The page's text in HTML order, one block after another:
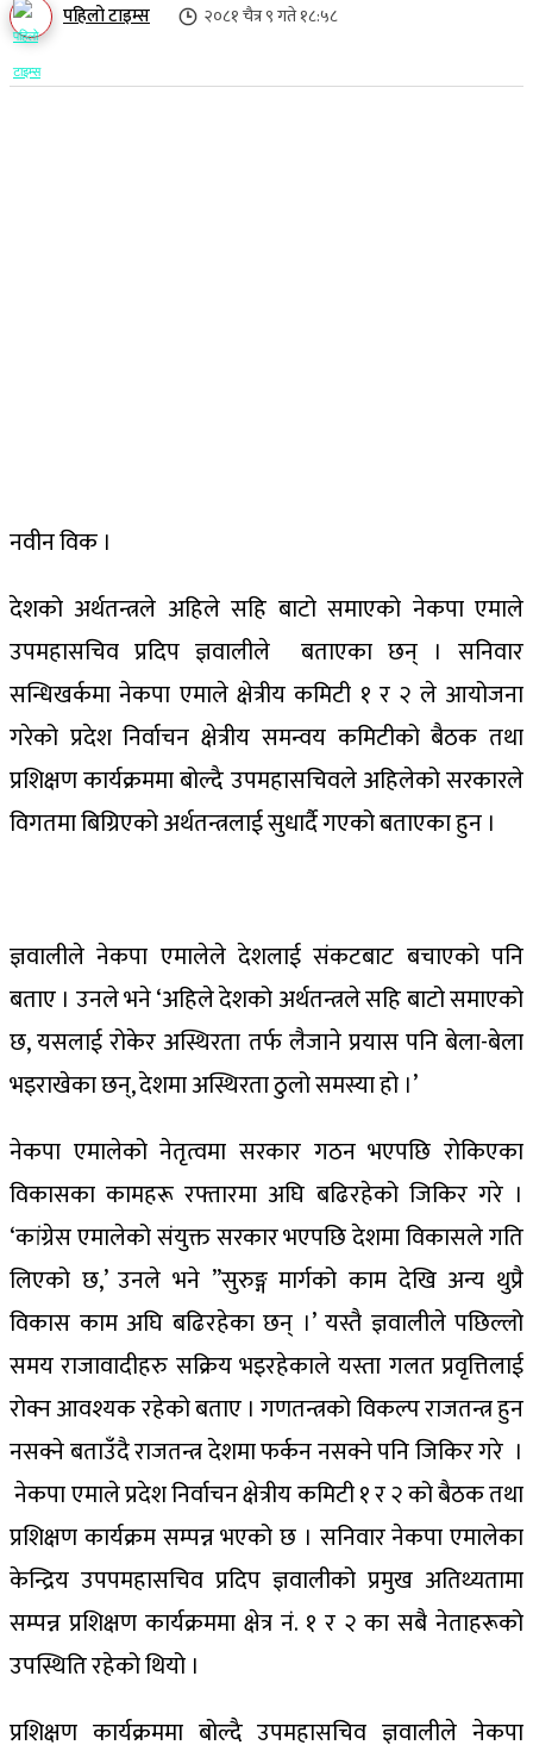
पहिलो टाइम्स २०८१ चैत्र ९ गते १८:५८
नवीन विक ।
देशको अर्थतन्त्रले अहिले सहि बाटो समाएको नेकपा एमाले
उपमहासचिव प्रदिप ज्ञवालीले बताएका छन् । सनिवार
सन्धिखर्कमा नेकपा एमाले क्षेत्रीय कमिटी १ र २ ले आयोजना
गरेको प्रदेश निर्वाचन क्षेत्रीय समन्वय कमिटीको बैठक तथा
प्रशिक्षण कार्यक्रममा बोल्दै उपमहासचिवले अहिलेको सरकारले
विगतमा बिग्रिएको अर्थतन्त्रलाई सुधार्दै गएको बताएका हुन ।
ज्ञवालीले नेकपा एमालेले देशलाई संकटबाट बचाएको पनि
बताए । उनले भने ‘अहिले देशको अर्थतन्त्रले सहि बाटो समाएको
छ, यसलाई रोकेर अस्थिरता तर्फ लैजाने प्रयास पनि बेला-बेला
भइराखेका छन्, देशमा अस्थिरता ठुलो समस्या हो ।’
नेकपा एमालेको नेतृत्वमा सरकार गठन भएपछि रोकिएका
विकासका कामहरू रफ्तारमा अघि बढिरहेको जिकिर गरे ।
‘कांग्रेस एमालेको संयुक्त सरकार भएपछि देशमा विकासले गति
लिएको छ,’ उनले भने ”सुरुङ्ग मार्गको काम देखि अन्य थुप्रै
विकास काम अघि बढिरहेका छन् ।’ यस्तै ज्ञवालीले पछिल्लो
समय राजावादीहरु सक्रिय भइरहेकाले यस्ता गलत प्रवृत्तिलाई
रोक्न आवश्यक रहेको बताए । गणतन्त्रको विकल्प राजतन्त्र हुन
नसक्ने बताउँदै राजतन्त्र देशमा फर्कन नसक्ने पनि जिकिर गरे ।
नेकपा एमाले प्रदेश निर्वाचन क्षेत्रीय कमिटी १ र २ को बैठक तथा
प्रशिक्षण कार्यक्रम सम्पन्न भएको छ । सनिवार नेकपा एमालेका
केन्द्रिय उपपमहासचिव प्रदिप ज्ञवालीको प्रमुख अतिथ्यतामा
सम्पन्न प्रशिक्षण कार्यक्रममा क्षेत्र नं. १ र २ का सबै नेताहरूको
उपस्थिति रहेको थियो ।
प्रशिक्षण कार्यक्रममा बोल्दै उपमहासचिव ज्ञवालीले नेकपा